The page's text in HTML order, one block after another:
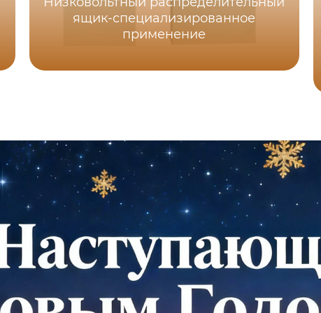
ящик-специализированное
применение